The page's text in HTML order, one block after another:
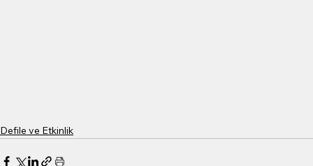
Defile ve Etkinlik